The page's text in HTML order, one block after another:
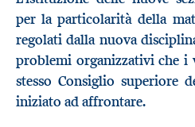
per la particolarità della
regolati dalla nuova
problemi organizzativi che
stesso Consiglio superiore
iniziato ad affrontare.